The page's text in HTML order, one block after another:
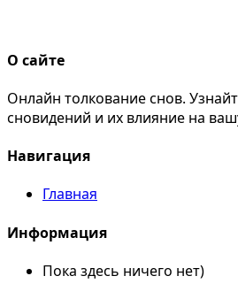
О сайте
Онлайн толкование снов.
сновидений и их влияние на
Навигация
Главная
Информация
Пока здесь ничего нет)